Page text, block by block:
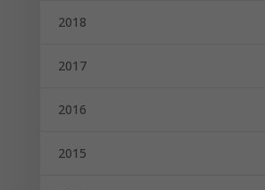
2018
2017
2016
2015